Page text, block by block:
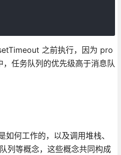
之前执行，因为 pro
任务队列的优先级高于消息队
何工作的，以及调用堆栈、
列等概念，这些概念共同构成